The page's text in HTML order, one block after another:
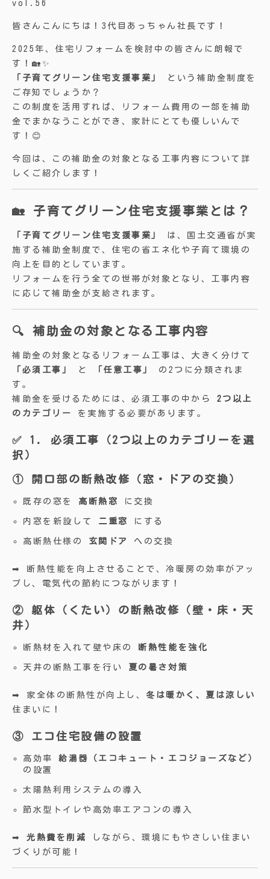
vol.56
皆さんこんにちは！3代目あっちゃん社長です！
2025年、住宅リフォームを検討中の皆さんに朗報で
す！🏡✨
「子育てグリーン住宅支援事業」
という補助金制度を
ご存知でしょうか？
この制度を活用すれば、リフォーム費用の一部を補助
金でまかなうことができ、家計にとても優しいんで
す！😊
今回は、この補助金の対象となる工事内容について詳
しくご紹介します！
🏡 子育てグリーン住宅支援事業とは？
「子育てグリーン住宅支援事業」
は、国土交通省が実
施する補助金制度で、住宅の省エネ化や子育て環境の
向上を目的としています。
リフォームを行う全ての世帯が対象となり、工事内容
に応じて補助金が支給されます。
🔍 補助金の対象となる工事内容
補助金の対象となるリフォーム工事は、大きく分けて
「必須工事」
と 「任意工事」
の2つに分類されま
す。
補助金を受けるためには、必須工事の中から 2つ以上
のカテゴリー
を実施する必要があります。
✅ 1. 必須工事（2つ以上のカテゴリーを選
択）
① 開口部の断熱改修（窓・ドアの交換）
既存の窓を 高断熱窓 に交換
内窓を新設して 二重窓 にする
高断熱仕様の 玄関ドア への交換
➡ 断熱性能を向上させることで、冷暖房の効率がアッ
プし、電気代の節約につながります！
② 躯体（くたい）の断熱改修（壁・床・天
井）
断熱材を入れて壁や床の 断熱性能を強化
天井の断熱工事を行い 夏の暑さ対策
➡ 家全体の断熱性が向上し、 冬は暖かく、夏は涼しい
住まいに！
③ エコ住宅設備の設置
高効率給湯器（エコキュート・エコジョーズなど）
の設置
太陽熱利用システムの導入
節水型トイレや高効率エアコンの導入
➡光熱費を削減
しながら、環境にもやさしい住まい
づくりが可能！